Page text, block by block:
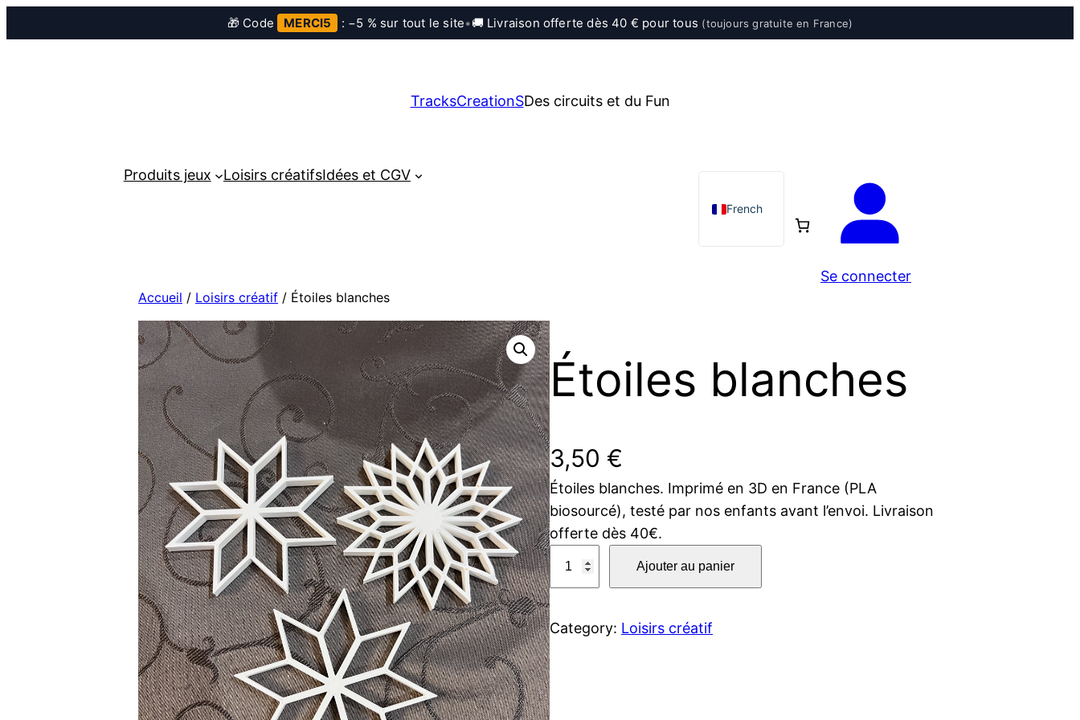
🎁 Code MERCI5 : −5 % sur tout le site•🚚 Livraison offerte dès 40 € pour tous (toujours gratuite en France)
TracksCreationSDes circuits et du Fun
Produits jeux Loisirs créatifsIdées et CGV
French
Se connecter
Accueil / Loisirs créatif / Étoiles blanches
Étoiles blanches
3,50 €
Étoiles blanches. Imprimé en 3D en France (PLA
biosourcé), testé par nos enfants avant l’envoi. Livraison
offerte dès 40€.
q
u
a
n
t
i
t
é
Ajouter au panier
Category: Loisirs créatif